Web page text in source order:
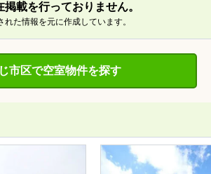
載を行っておりません。
た情報を元に作成しています。
市区で空室物件を探す